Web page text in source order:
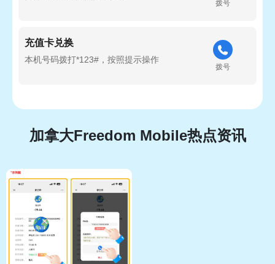
拨号
充值卡兑换
本机号码拨打*123#，按照提示操作
拨号
加拿大Freedom Mobile热点资讯